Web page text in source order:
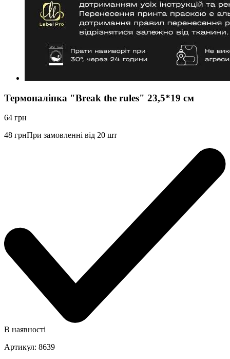
Термоналіпка "Break the rules" 23,5*19 см
64 грн
48 грнПри замовленні від 20 шт
В наявності
Артикул: 8639